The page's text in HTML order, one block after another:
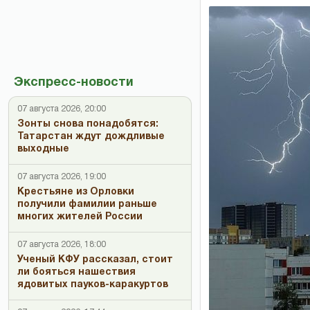
Экспресс-новости
07 августа 2026, 20:00
Зонты снова понадобятся:
Татарстан ждут дождливые
выходные
07 августа 2026, 19:00
Крестьяне из Орловки
получили фамилии раньше
многих жителей России
07 августа 2026, 18:00
Ученый КФУ рассказал, стоит
ли бояться нашествия
ядовитых пауков-каракуртов